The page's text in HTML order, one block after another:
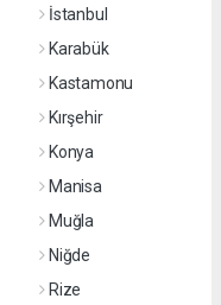
İstanbul
Karabük
Kastamonu
Kırşehir
Konya
Manisa
Muğla
Niğde
Rize